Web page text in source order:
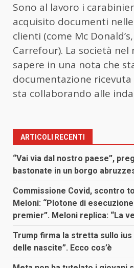
Sono al lavoro i
acquisito documenti
clienti (come Mc
Carrefour). La società
sapere in una nota che
documentazione
sta collaborando alle
ARTICOLI RECENTI
“Vai via dal nostro paese”,
bastonate in un borgo
Commissione Covid, scontro
Meloni: “Plotone di
premier”. Meloni replica: “La
Trump firma la stretta sullo
delle nascite”. Ecco cos’è